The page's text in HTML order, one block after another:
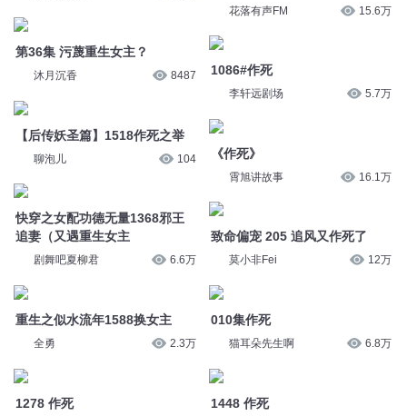
第36集 污蔑重生女主？
沐月沉香 8487
【后传妖圣篇】1518作死之举
聊泡儿 104
快穿之女配功德无量1368邪王
追妻（又遇重生女主
剧舞吧夏柳君 6.6万
重生之似水流年1588换女主
全勇 2.3万
1278 作死
花落有声FM 15.6万
1086#作死
李轩远剧场 5.7万
《作死》
霄旭讲故事 16.1万
致命偏宠 205 追风又作死了
莫小非Fei 12万
010集作死
猫耳朵先生啊 6.8万
1448 作死